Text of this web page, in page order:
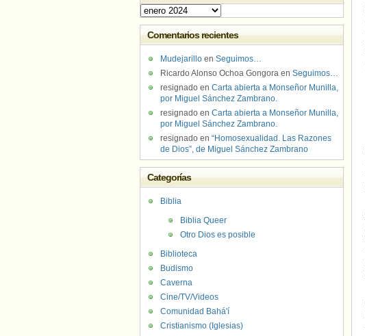
Archivos
Comentarios recientes
Mudejarillo en Seguimos…
Ricardo Alonso Ochoa Gongora en Seguimos…
resignado en Carta abierta a Monseñor Munilla,
por Miguel Sánchez Zambrano.
resignado en Carta abierta a Monseñor Munilla,
por Miguel Sánchez Zambrano.
resignado en “Homosexualidad. Las Razones
de Dios”, de Miguel Sánchez Zambrano
Categorías
Biblia
Biblia Queer
Otro Dios es posible
Biblioteca
Budismo
Caverna
Cine/TV/Videos
Comunidad Bahá'í
Cristianismo (Iglesias)